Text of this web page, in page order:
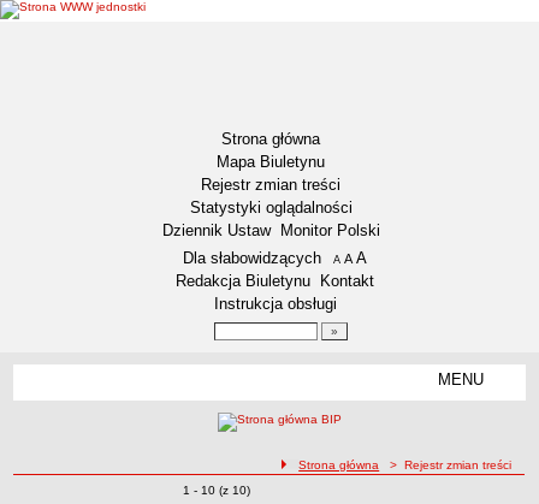
Strona główna
Mapa Biuletynu
Rejestr zmian treści
Statystyki oglądalności
Dziennik Ustaw
Monitor Polski
Menu dodatkowe
Dla słabowidzących A pomniejsz czcionkę
A standardowy rozmiar czcionki
A
Redakcja Biuletynu
Kontakt
Instrukcja obsługi
MENU
RAPORT O STANIE DOSTĘPNOŚCI
ścieżka nawigacji
Strona główna > Rejestr zmian treści
Zmiany o pozycjach
1 - 10 (z 10)